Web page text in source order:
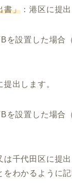
書」 ：港区に提
を設置した場合
提出します。
を設置した場合
は千代田区に提
わかるように記